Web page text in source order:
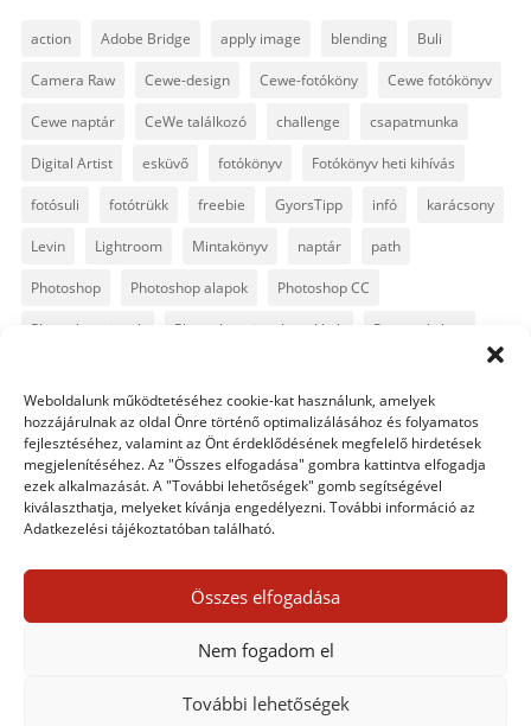
Weboldalunk működtetéséhez cookie-kat használunk, amelyek
hozzájárulnak az oldal Önre történő optimalizálásához és folyamatos
fejlesztéséhez, valamint az Önt érdeklődésének megfelelő hirdetések
megjelenítéséhez. Az "Összes elfogadása" gombra kattintva elfogadja
ezek alkalmazását. A "További lehetőségek" gomb segítségével
kiválaszthatja, melyeket kívánja engedélyezni. További információ az
Adatkezelési tájékoztatóban található.
Összes elfogadása
Nem fogadom el
További lehetőségek
action Adobe Bridge apply image blending Buli
Camera Raw Cewe-design Cewe-fotóköny Cewe fotókönyv
Cewe naptár CeWe találkozó challenge csapatmunka
Digital Artist esküvő fotókönyv Fotókönyv heti kihívás
fotósuli fotótrükk freebie GyorsTipp infó karácsony
Levin Lightroom Mintakönyv naptár path
Photoshop Photoshop alapok Photoshop CC
Photoshop tippek Photoshop tippek, trükkök Postworkshop
szövegszerkesztés template text Topaz trükkök
videó vintage
0 hozzászólás
Egy hozzászólás elküldése
Hozzászólás küldéséhezbe kell jelentkezni